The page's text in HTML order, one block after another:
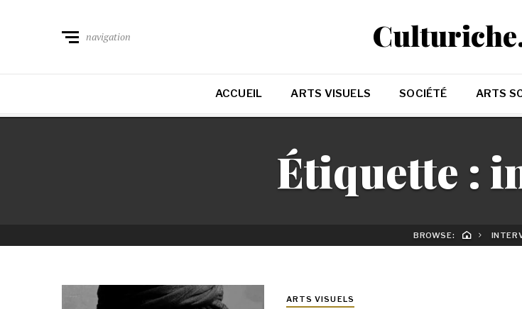
navigation
ACCUEIL ARTS VISUELS SOCIÉTÉ ARTS
Étiquette :
BROWSE:
ARTS VISUELS